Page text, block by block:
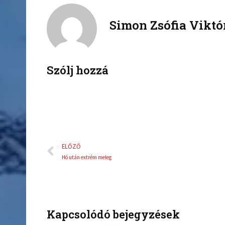
b
t
t
Simon Zsófia
Szólj hozzá
Előző
ELŐZŐ
Hó után extrém meleg
Kapcsolódó bejegyzések